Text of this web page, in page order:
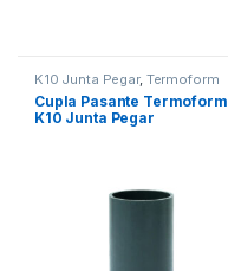
K10 Junta Pegar, Termoform
Cupla Pasante Termoform
K10 Junta Pegar